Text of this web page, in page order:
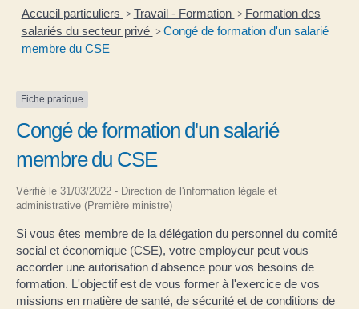
Accueil particuliers > Travail - Formation > Formation des
salariés du secteur privé > Congé de formation d'un salarié
membre du CSE
Fiche pratique
Congé de formation d'un salarié
membre du CSE
Vérifié le 31/03/2022 - Direction de l'information légale et
administrative (Première ministre)
Si vous êtes membre de la délégation du personnel du comité
social et économique (CSE), votre employeur peut vous
accorder une autorisation d'absence pour vos besoins de
formation. L'objectif est de vous former à l'exercice de vos
missions en matière de santé, de sécurité et de conditions de